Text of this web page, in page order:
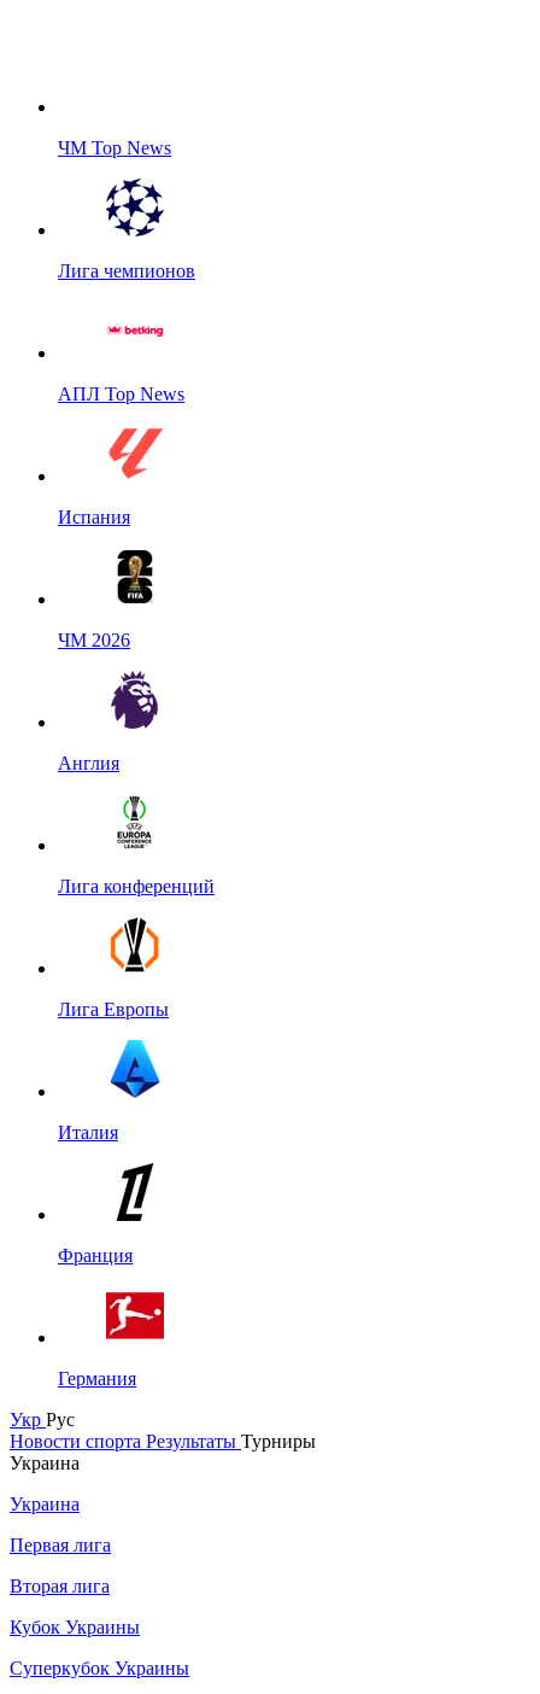
ЧМ Top News
Лига чемпионов
АПЛ Top News
Испания
ЧМ 2026
Англия
Лига конференций
Лига Европы
Италия
Франция
Германия
Укр Рус
Новости спорта Результаты Турниры
Украина
Украина
Первая лига
Вторая лига
Кубок Украины
Суперкубок Украины